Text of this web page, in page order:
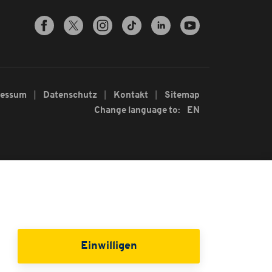
Datenschutz Kontakt
Sitemap
Change language to:
EN
Einwilligen